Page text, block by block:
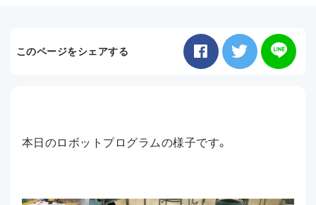
このページをシェアする
本日のロボットプログラムの様子です。